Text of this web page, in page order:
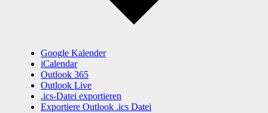
Google Kalender
iCalendar
Outlook 365
Outlook Live
.ics-Datei exportieren
Exportiere Outlook .ics Datei